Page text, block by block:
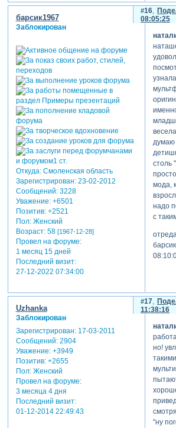
она
2
ж
16
08:05:25
барсик1967
Заблокирован
Откуда:Смоленская область
Зарегистрирован: 23-02-2012
Сообщений:3228
Уважение: +6501
Позитив: +2521
Пол:Женский
Возраст:58 [1967-12-28]
Провел на форуме:
1 месяц 15 дней
Последний визит:
27-12-2022 07:34:00
думаю
столь
мода,
надо
с
17
11:38:16
Uzhanka
Заблокирован
Зарегистрирован: 17-03-2011
Сообщений:2904
Уважение: +3949
Позитив: +2655
Пол:Женский
Провел на форуме:
3 месяца 4 дня
Последний визит:
01-12-2014 22:49:43
но!
"ну